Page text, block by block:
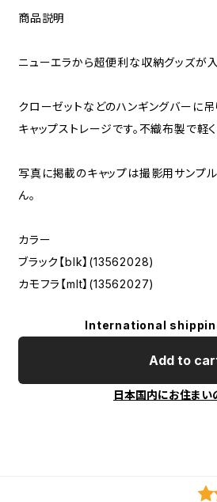
商品説明
ニューエラから超便利な収納グッズが入
クローゼットなどのハンギングバーに
キャップストレージです。不織布製で軽
写真に掲載のキャップは撮影用サンプ
ん。
カラー
ブラック【blk】(13562028)
カモフラ【mlt】(13562027)
International
Add to
日本国内にお住まい